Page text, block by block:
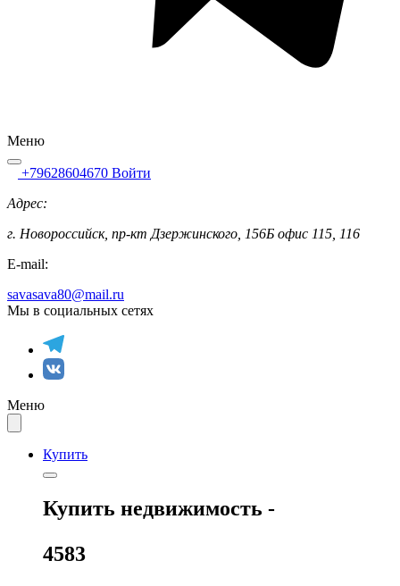
Меню
+79628604670 Войти
Адрес:
г. Новороссийск, пр-кт Дзержинского, 156Б офис 115, 116
E-mail:
savasava80@mail.ru
Мы в социальных сетях
Меню
Купить
Купить недвижимость -
4583